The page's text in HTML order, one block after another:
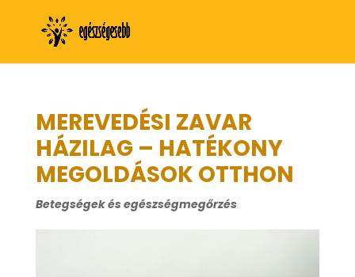
MEREVEDÉSI ZAVAR
HÁZILAG – HATÉKONY
MEGOLDÁSOK OTTHON
Betegségek és egészségmegőrzés